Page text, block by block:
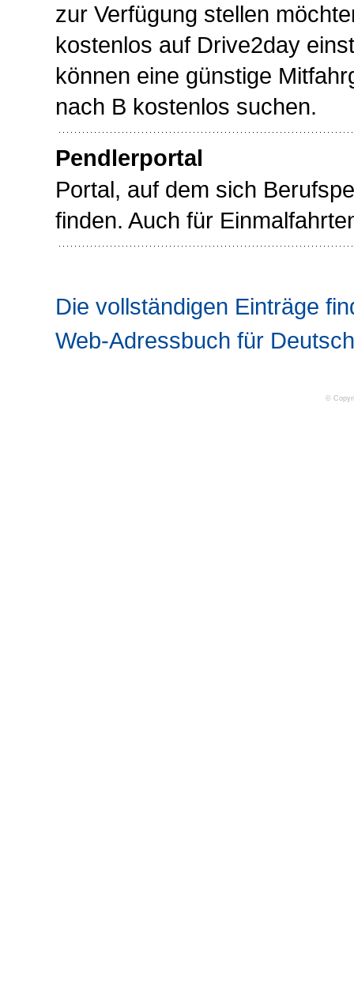
zur Verfügung stellen
kostenlos auf Drive2day
können eine günstige
nach B kostenlos suchen.
Pendlerportal
Portal, auf dem sich
finden. Auch für
Die vollständigen Einträge
Web-Adressbuch für
©